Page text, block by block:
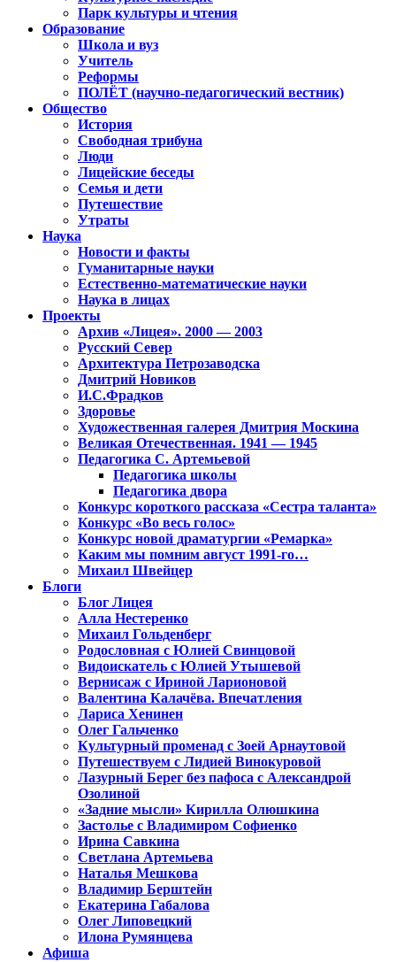
Парк культуры и чтения
Образование
Школа и вуз
Учитель
Реформы
ПОЛЁТ (научно-педагогический вестник)
Общество
История
Свободная трибуна
Люди
Лицейские беседы
Семья и дети
Путешествие
Утраты
Наука
Новости и факты
Гуманитарные науки
Естественно-математические науки
Наука в лицах
Проекты
Архив «Лицея». 2000 — 2003
Русский Север
Архитектура Петрозаводска
Дмитрий Новиков
И.С.Фрадков
Здоровье
Художественная галерея Дмитрия Москина
Великая Отечественная. 1941 — 1945
Педагогика С. Артемьевой
Педагогика школы
Педагогика двора
Конкурс короткого рассказа «Сестра таланта»
Конкурс «Во весь голос»
Конкурс новой драматургии «Ремарка»
Каким мы помним август 1991-го…
Михаил Швейцер
Блоги
Блог Лицея
Алла Нестеренко
Михаил Гольденберг
Родословная с Юлией Свинцовой
Видоискатель с Юлией Утышевой
Вернисаж с Ириной Ларионовой
Валентина Калачёва. Впечатления
Лариса Хенинен
Олег Гальченко
Культурный променад с Зоей Арнаутовой
Путешествуем с Лидией Винокуровой
Лазурный Берег без пафоса с Александрой
Озолиной
«Задние мысли» Кирилла Олюшкина
Застолье с Владимиром Софиенко
Ирина Савкина
Светлана Артемьева
Наталья Мешкова
Владимир Берштейн
Екатерина Габалова
Олег Липовецкий
Илона Румянцева
Афиша